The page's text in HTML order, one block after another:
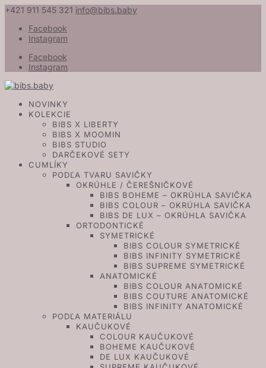
+421 911 545 321 info@bibs.baby
Facebook
Instagram
Facebook
Instagram
NOVINKY
KOLEKCIE
BIBS X LIBERTY
BIBS X MOOMIN
BIBS STUDIO
DARČEKOVÉ SETY
CUMLÍKY
PODĽA TVARU SAVIČKY
OKRÚHLE / ČEREŠNIČKOVÉ
BIBS BOHEME – OKRÚHLA SAVIČKA
BIBS COLOUR – OKRÚHLA SAVIČKA
BIBS DE LUX – OKRÚHLA SAVIČKA
ORTODONTICKÉ
SYMETRICKÉ
BIBS COLOUR SYMETRICKÉ
BIBS INFINITY SYMETRICKÉ
BIBS SUPREME SYMETRICKÉ
ANATOMICKÉ
BIBS COLOUR ANATOMICKÉ
BIBS COUTURE ANATOMICKÉ
BIBS INFINITY ANATOMICKÉ
PODĽA MATERIÁLU
KAUČUKOVÉ
COLOUR KAUČUKOVÉ
BOHEME KAUČUKOVÉ
DE LUX KAUČUKOVÉ